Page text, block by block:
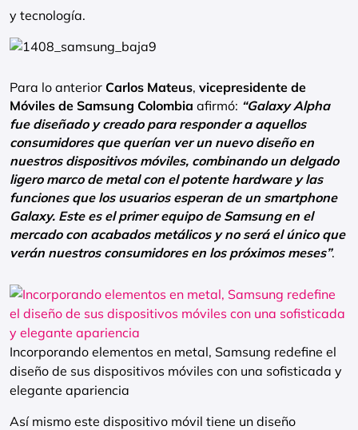
y tecnología.
Para lo anterior Carlos Mateus, vicepresidente de
Móviles de Samsung Colombia afirmó: “Galaxy Alpha
fue diseñado y creado para responder a aquellos
consumidores que querían ver un nuevo diseño en
nuestros dispositivos móviles, combinando un delgado
ligero marco de metal con el potente hardware y las
funciones que los usuarios esperan de un smartphone
Galaxy. Este es el primer equipo de Samsung en el
mercado con acabados metálicos y no será el único que
verán nuestros consumidores en los próximos meses”.
Incorporando elementos en metal, Samsung redefine el
diseño de sus dispositivos móviles con una sofisticada y
elegante apariencia
Así mismo este dispositivo móvil tiene un diseño